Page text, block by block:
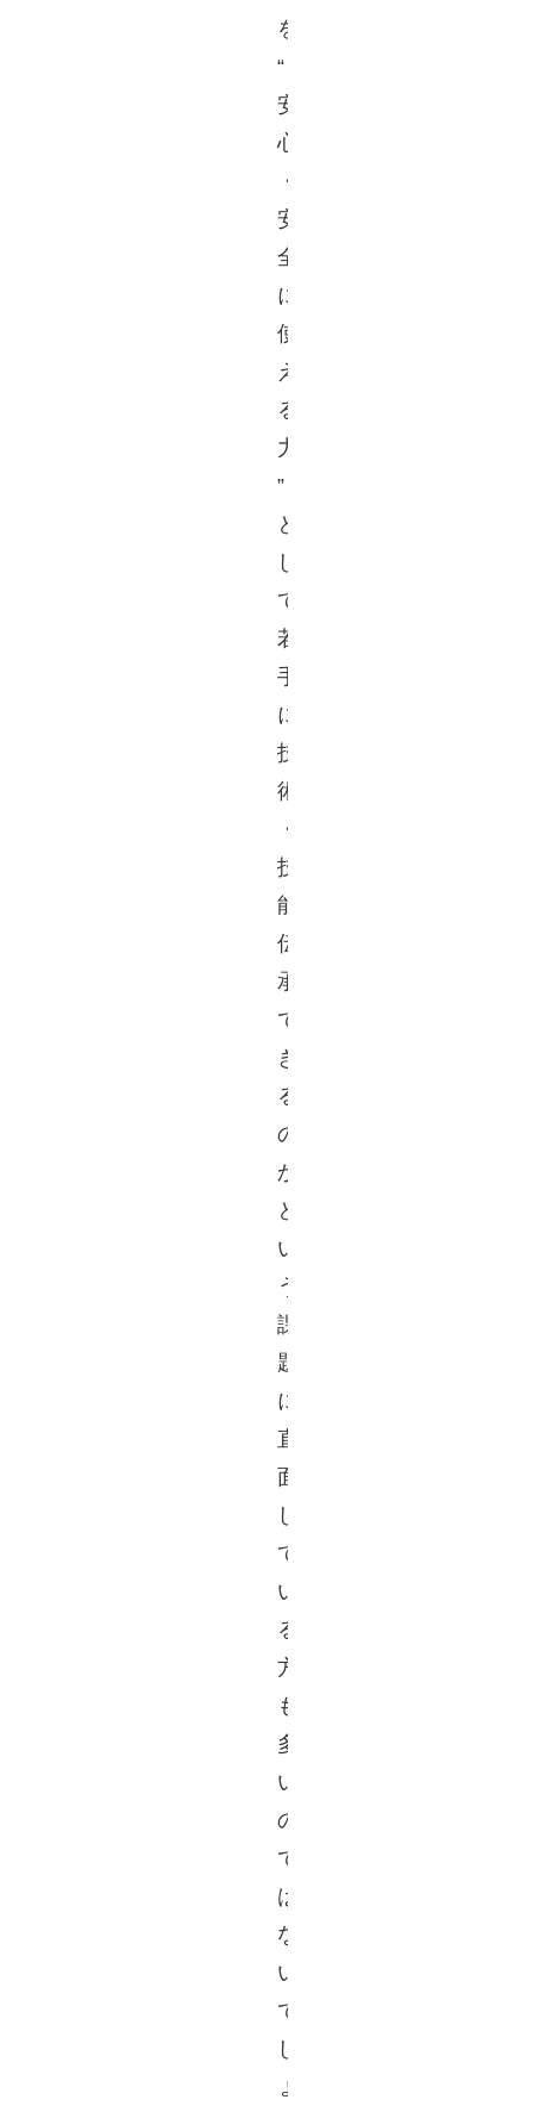
を
“
安
心
・
安
全
に
使
え
る
力
”
と
し
て
若
手
に
技
術
・
技
能
伝
承
で
き
る
の
と
い
う
課
題
に
直
面
し
て
い
る
方
も
多
い
の
で
は
な
い
で
し
ょ